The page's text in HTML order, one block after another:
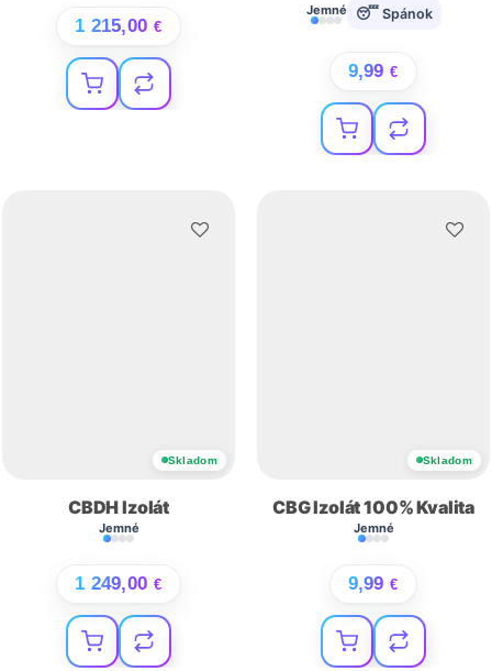
1 215,00 €
Jemné 😴 Spánok
9,99€
Skladom
CBDH Izolát
Jemné
1 249,00 €
Skladom
CBG Izolát 100% Kvalita
Jemné
9,99€